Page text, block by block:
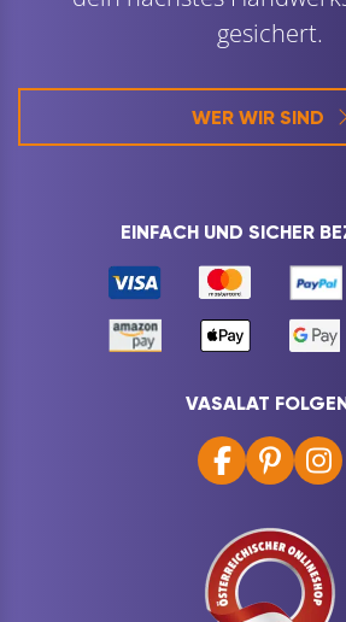
gesichert.
WER WIR SIND
EINFACH UND SICHER
VASALAT